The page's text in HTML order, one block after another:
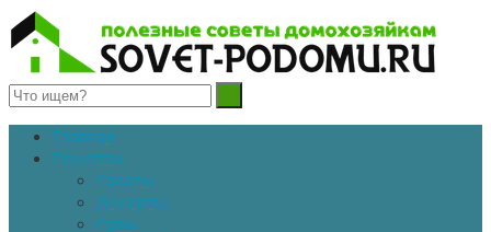
Полезные советы домохозяйкам
Главная
Рецепты
Салаты
Десерты
Супы